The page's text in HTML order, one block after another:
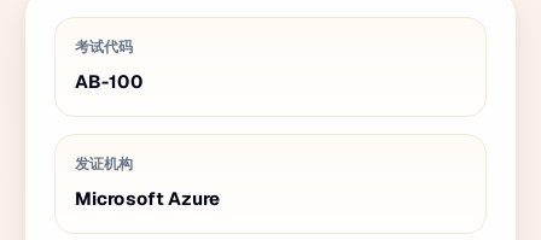
考试代码
AB-100
发证机构
Microsoft Azure